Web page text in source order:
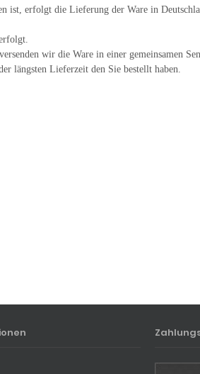
ist, erfolgt die Lieferung der Ware in
wir die Ware in einer gemeinsamen
längsten Lieferzeit den Sie bestellt haben.